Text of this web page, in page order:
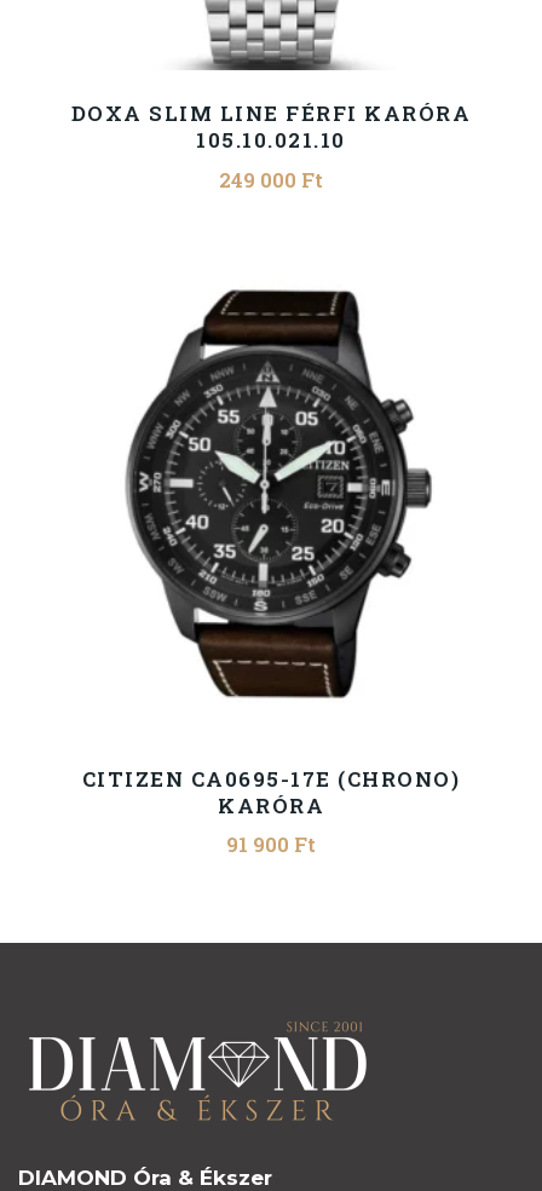
DOXA SLIM LINE FÉRFI KARÓRA
105.10.021.10
249 000 Ft
CITIZEN CA0695-17E (CHRONO)
KARÓRA
91 900 Ft
DIAMOND Óra & Ékszer